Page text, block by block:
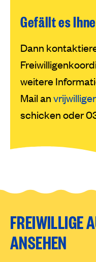
Gefällt es
Dann
weitere
Mail an
schicken oder
FREIWILLIGE
ANSEHEN